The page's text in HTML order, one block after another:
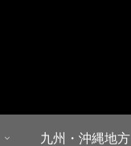
九州・沖縄地方